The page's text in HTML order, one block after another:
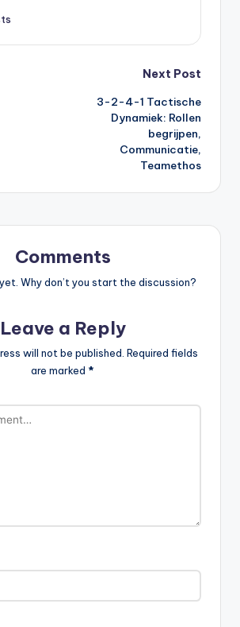
Next Post
3-2-4-1 Tactische
Dynamiek: Rollen
begrijpen,
Communicatie,
Teamethos
Comments
Why don’t you start the discussion?
Leave a Reply
will not be published. Required fields
are marked *